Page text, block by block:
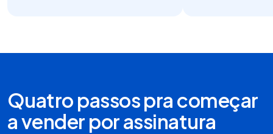
Quatro passos pra começar
a vender por assinatura